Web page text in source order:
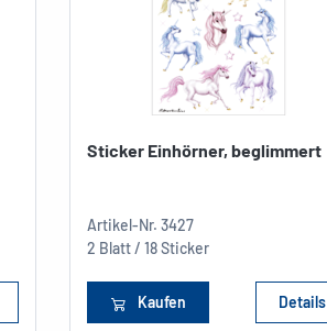
Sticker Einhörner, beglimmert
Artikel-Nr. 3427
2 Blatt / 18 Sticker
Kaufen Details